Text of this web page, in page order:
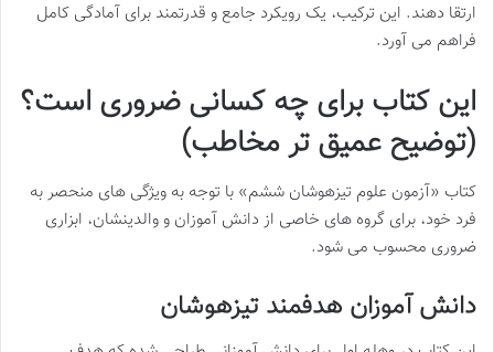
ارتقا دهند. این ترکیب، یک رویکرد جامع و قدرتمند برای آمادگی کامل
فراهم می آورد.
این کتاب برای چه کسانی ضروری است؟
(توضیح عمیق تر مخاطب)
کتاب «آزمون علوم تیزهوشان ششم» با توجه به ویژگی های منحصر به
فرد خود، برای گروه های خاصی از دانش آموزان و والدینشان، ابزاری
ضروری محسوب می شود.
دانش آموزان هدفمند تیزهوشان